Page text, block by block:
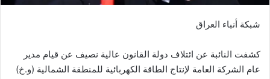
شبكة أنباء العراق
كشفت النائبة عن ائتلاف دولة القانون عالية نصيف عن قيام مدير
عام الشركة العامة لإنتاج الطاقة الكهربائية للمنطقة الشمالية (و.خ)